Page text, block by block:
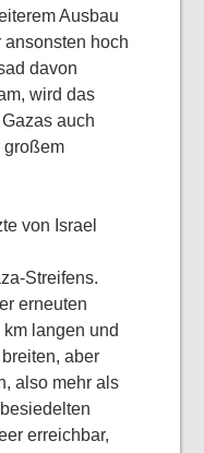
Ausbau
hoch
davon
wird das
auch
großem
von Israel
Streifens.
erneuten
langen und
aber
also mehr als
erreichbar,